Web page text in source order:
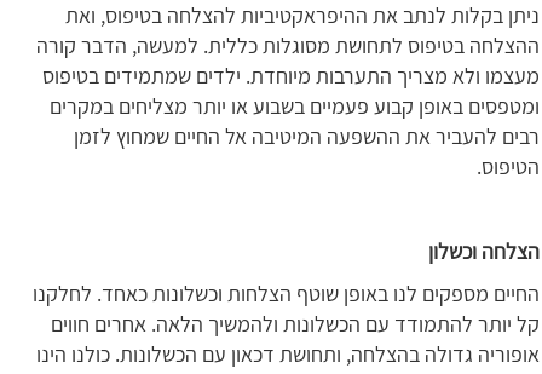
ניתן בקלות לנתב את ההיפראקטיביות להצלחה בטיפוס, ואת
ההצלחה בטיפוס לתחושת מסוגלות כללית. למעשה, הדבר קורה
מעצמו ולא מצריך התערבות מיוחדת. ילדים שמתמידים בטיפוס
ומטפסים באופן קבוע פעמיים בשבוע או יותר מצליחים במקרים
רבים להעביר את ההשפעה המיטיבה אל החיים שמחוץ לזמן
הטיפוס.
הצלחה וכשלון
החיים מספקים לנו באופן שוטף הצלחות וכשלונות כאחד. לחלקנו
קל יותר להתמודד עם הכשלונות ולהמשיך הלאה. אחרים חווים
אופוריה גדולה בהצלחה, ותחושת דכאון עם הכשלונות. כולנו הינו